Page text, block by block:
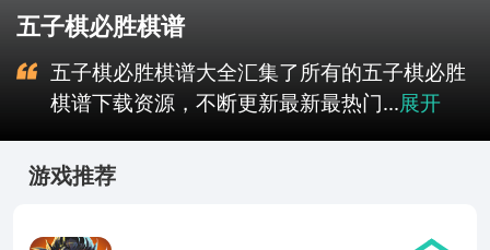
五子棋必胜棋谱
五子棋必胜棋谱大全汇集了所有的五子棋必胜
棋谱下载资源，不断更新最新最热门...展开
游戏推荐